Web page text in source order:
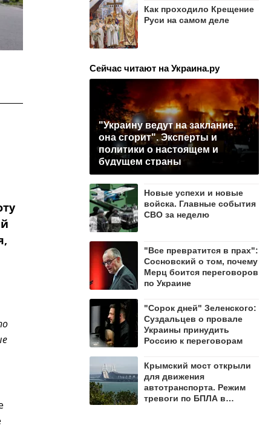
Как проходило Крещение
Руси на самом деле
Сейчас читают на Украина.ру
"Украину ведут на заклание,
она сгорит". Эксперты и
политики о настоящем и
будущем страны
Новые успехи и новые
войска. Главные события
СВО за неделю
"Все превратится в прах":
Сосновский о том, почему
Мерц боится переговоров
по Украине
"Сорок дней" Зеленского:
Суздальцев о провале
Украины принудить
Россию к переговорам
Крымский мост открыли
для движения
автотранспорта. Режим
тревоги по БПЛА в